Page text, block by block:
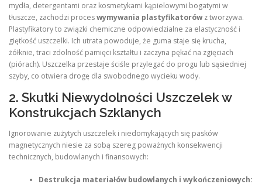
mydła, detergentami oraz kosmetykami kąpielowymi bogatymi w
tłuszcze, zachodzi proceswymywania plastyfikatorówz tworzywa.
Plastyfikatory to związki chemiczne odpowiedzialne za elastyczność i
giętkość uszczelki. Ich utrata powoduje, że guma staje się krucha,
żółknie, traci zdolność pamięci kształtu i zaczyna pękać na zgięciach
(piórach). Uszczelka przestaje ściśle przylegać do progu lub sąsiedniej
szyby, co otwiera drogę dla swobodnego wycieku wody.
2. Skutki Niewydolności Uszczelek w
Konstrukcjach Szklanych
Ignorowanie zużytych uszczelek i niedomykających się pasków
magnetycznych niesie za sobą szereg poważnych konsekwencji
technicznych, budowlanych i finansowych:
Destrukcja materiałów budowlanych i wykończeniowych: